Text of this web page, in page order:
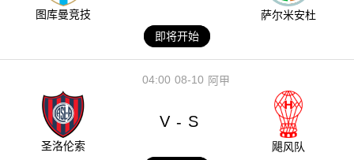
图库曼竞技
萨尔米安杜
即将开始
08-10
04:00 阿甲
圣洛伦索
V - S
飓风队